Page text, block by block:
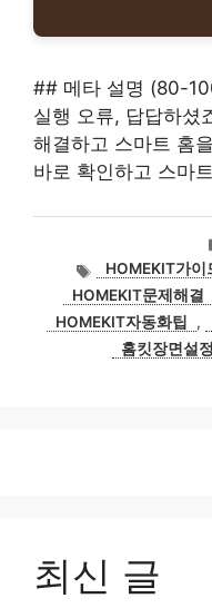
## 메타 설명 (80-
실행 오류, 답답하셨
해결하고 스마트 홈
바로 확인하고 스마
태
그
HOMEKIT가이
HOMEKIT문제해결
HOMEKIT자동화팁
,
홈킷장면설정
최신 글